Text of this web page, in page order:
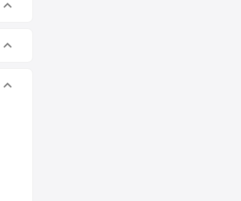
keyboard_arrow_down
keyboard_arrow_down
keyboard_arrow_down